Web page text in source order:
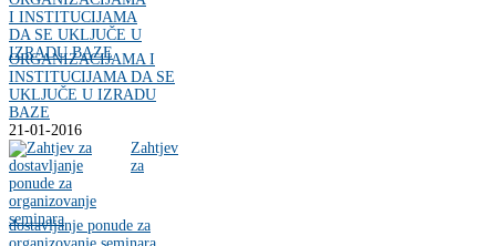
ORGANIZACIJAMA I
INSTITUCIJAMA DA SE
UKLJUČE U IZRADU
BAZE
21-01-2016
Zahtjev
za
dostavljanje ponude za